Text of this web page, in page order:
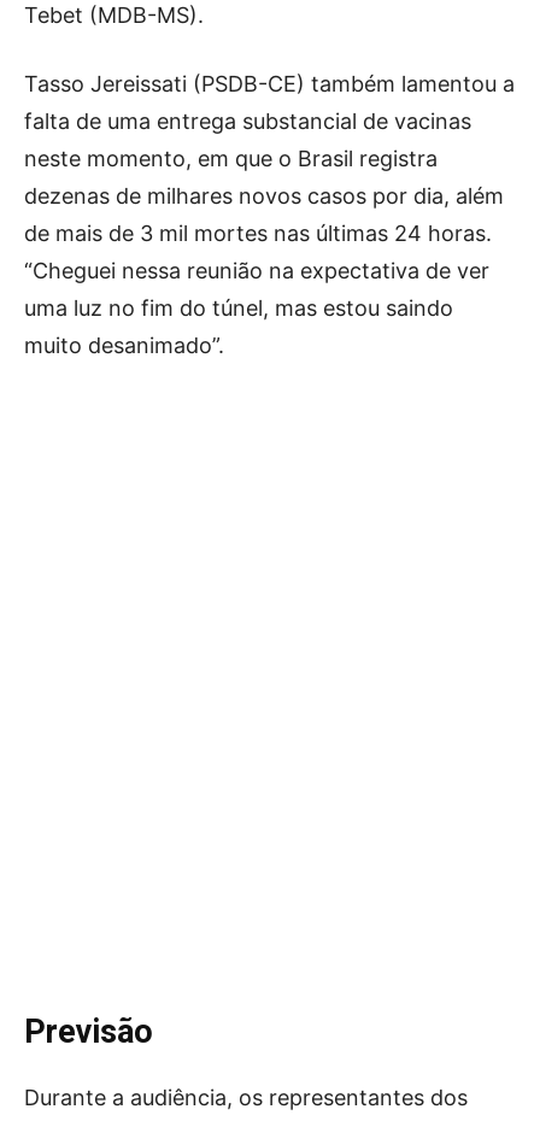
Tebet (MDB-MS).
Tasso Jereissati (PSDB-CE) também lamentou a
falta de uma entrega substancial de vacinas
neste momento, em que o Brasil registra
dezenas de milhares novos casos por dia, além
de mais de 3 mil mortes nas últimas 24 horas.
“Cheguei nessa reunião na expectativa de ver
uma luz no fim do túnel, mas estou saindo
muito desanimado”.
Previsão
Durante a audiência, os representantes dos